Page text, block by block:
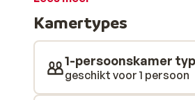
Alpentherme door middel van
om weer lekker in bij te
Morgens staat er een gezond
smakelijk diner geserveerd.
worden bereid met regionale
Kamertypes
1-persoonskamer
geschikt voor 1 persoon